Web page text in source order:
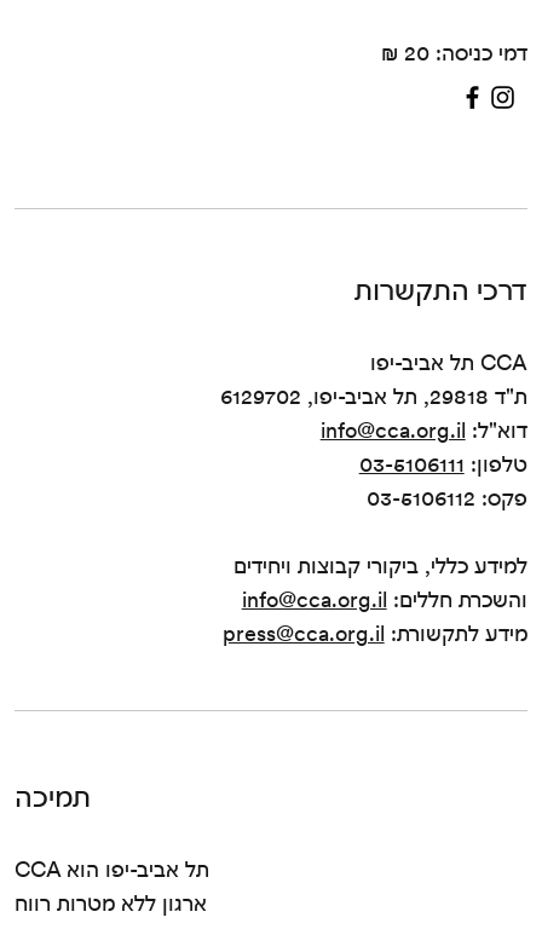
דמי כניסה: 20 ₪
דרכי התקשרות
CCA תל אביב-יפו
ת"ד 29818, תל אביב-יפו, 6129702
דוא"ל: info@cca.org.il
טלפון: 03-5106111
פקס: 03-5106112
למידע כללי, ביקורי קבוצות ויחידים
והשכרת חללים: info@cca.org.il
מידע לתקשורת: press@cca.org.il
תמיכה
CCA תל אביב-יפו הוא
ארגון ללא מטרות רווח